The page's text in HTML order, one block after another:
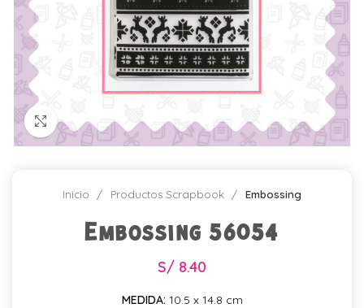
Click para agrandar
Inicio Productos Scrapbook Embossing
Embossing 56054
S/ 8.40
MEDIDA: 10.5 x 14.8 cm